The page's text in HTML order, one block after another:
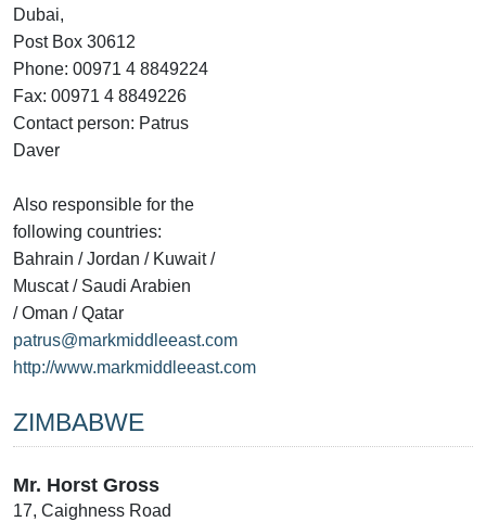
Dubai,
Post Box 30612
Phone: 00971 4 8849224
Fax: 00971 4 8849226
Contact person: Patrus
Daver
Also responsible for the
following countries:
Bahrain / Jordan / Kuwait /
Muscat / Saudi Arabien
/ Oman / Qatar
patrus@markmiddleeast.com
http://www.markmiddleeast.com
ZIMBABWE
Mr. Horst Gross
17, Caighness Road